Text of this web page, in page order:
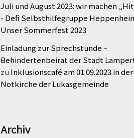
Juli und August 2023: wir machen
- Defi Selbsthilfegruppe
Unser Sommerfest 2023
Einladung zur Sprechstunde –
Behindertenbeirat der Stadt
zu Inklusionscafé am 01.09.2023 in der
Notkirche der Lukasgemeinde
Archiv